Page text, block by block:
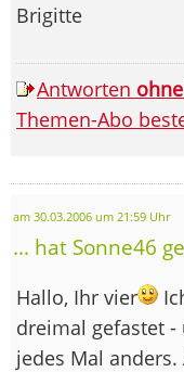
Brigitte
Antworten ohne
Themen-Abo
am 30.03.2006 um 21:59 Uhr
... hat Sonne46
Hallo, Ihr vier
dreimal gefastet -
jedes Mal anders.